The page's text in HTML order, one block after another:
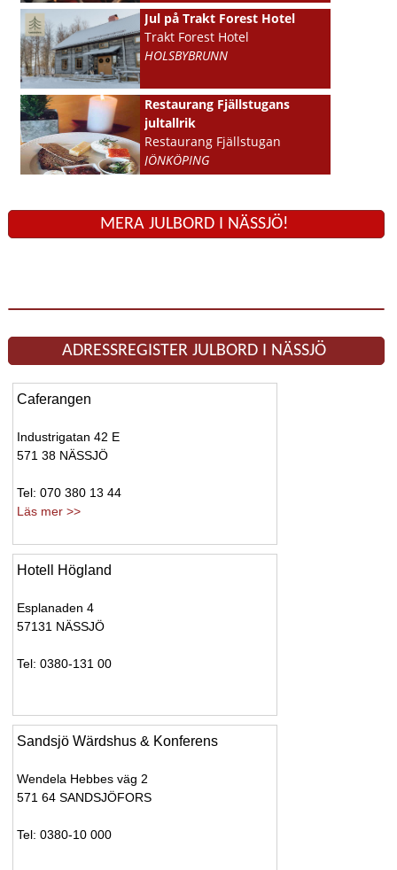
Jul på Trakt Forest Hotel
Trakt Forest Hotel
HOLSBYBRUNN
Restaurang Fjällstugans
jultallrik
Restaurang Fjällstugan
JÖNKÖPING
MERA JULBORD I NÄSSJÖ!
ADRESSREGISTER JULBORD I NÄSSJÖ
Caferangen
Industrigatan 42 E
571 38 NÄSSJÖ
Tel: 070 380 13 44
Läs mer >>
Hotell Högland
Esplanaden 4
57131 NÄSSJÖ
Tel: 0380-131 00
Sandsjö Wärdshus & Konferens
Wendela Hebbes väg 2
571 64 SANDSJÖFORS
Tel: 0380-10 000